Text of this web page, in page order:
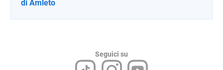
di Amleto
Seguici su